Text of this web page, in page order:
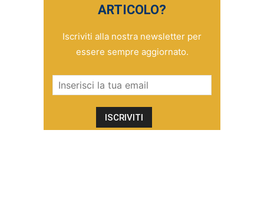
ARTICOLO?
Iscriviti alla nostra newsletter per
essere sempre aggiornato.